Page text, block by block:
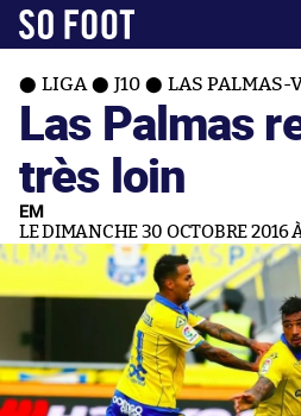
LIGA J10 LAS PALMAS-
Las Palmas
très loin
EM
LE DIMANCHE 30 OCTOBRE 2016